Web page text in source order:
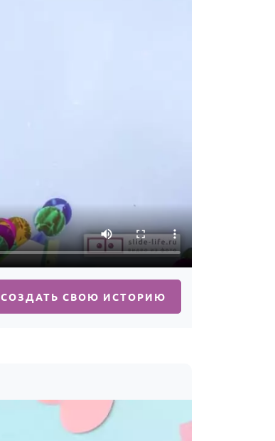
СОЗДАТЬ СВОЮ ИСТОРИЮ